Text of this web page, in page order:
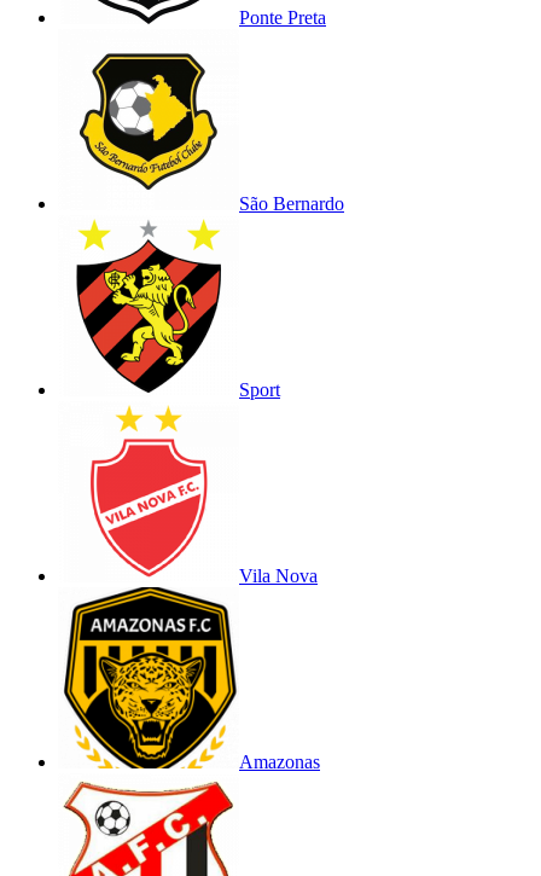
Ponte Preta
São Bernardo
Sport
Vila Nova
Amazonas